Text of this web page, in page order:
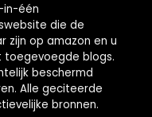
in-één
die de
zijn op amazon en u
blogs.
beschermd
Alle geciteerde
bronnen.